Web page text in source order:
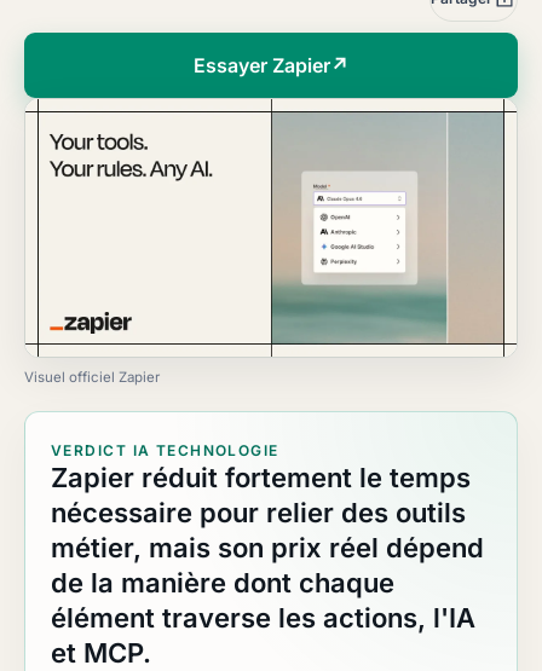
Essayer Zapier↗
Visuel officiel Zapier
VERDICT IA TECHNOLOGIE
Zapier réduit fortement le temps
nécessaire pour relier des outils
métier, mais son prix réel dépend
de la manière dont chaque
élément traverse les actions, l'IA
et MCP.